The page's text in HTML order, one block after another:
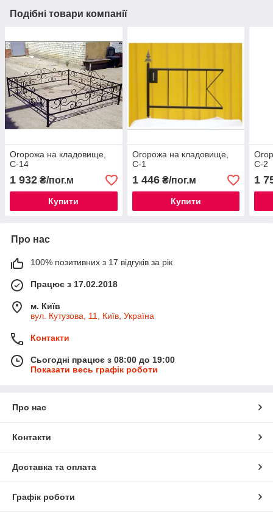
Подібні товари компанії
Огорожа на кладовище,
С-14
1 932 ₴/пог.м
Купити
Огорожа на кладовище,
С-1
1 446₴/пог.м
Купити
С-2
1
Про нас
100% позитивних з 17 відгуків за рік
Працює з 17.02.2018
м. Київ
вул. Кутузова, 11, Київ, Україна
Контакти
Сьогодні працює з 08:00 до 19:00
Показати весь графік роботи
Про нас
Контакти
Доставка та оплата
Графік роботи